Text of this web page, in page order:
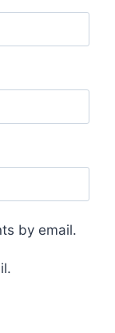
by email.